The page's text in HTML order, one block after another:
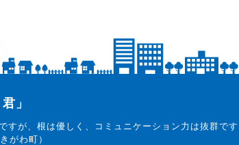
」
が、根は優しく、コミュニケーション力は抜群です
がわ町）